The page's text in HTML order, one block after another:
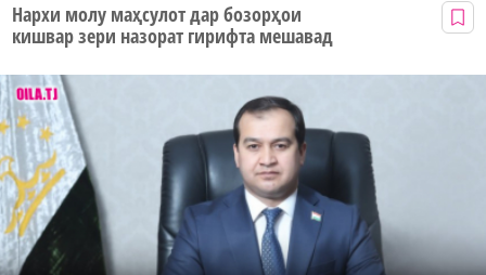
Нархи молу маҳсулот дар бозорҳои
кишвар зери назорат гирифта мешавад